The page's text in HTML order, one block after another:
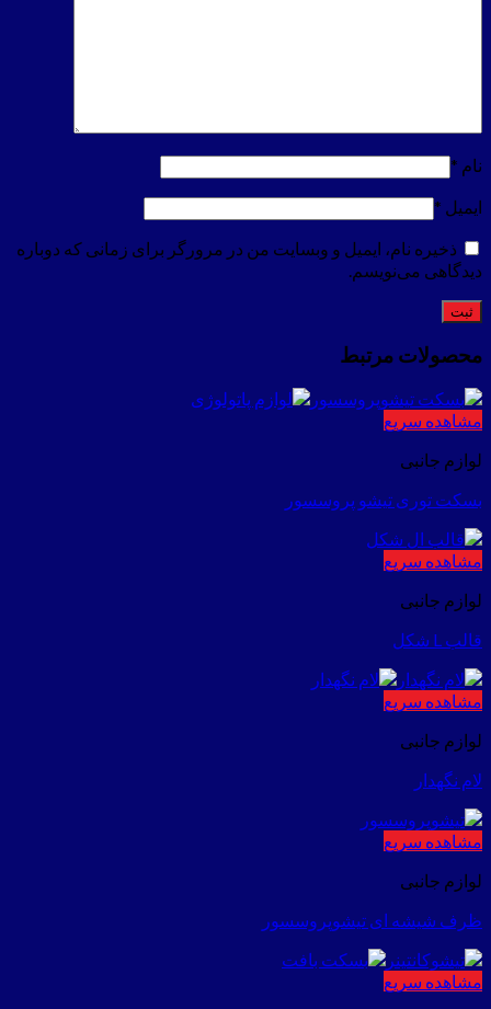
نام *
ایمیل *
ذخیره نام، ایمیل و وبسایت من در مرورگر برای زمانی که دوباره
دیدگاهی می‌نویسم.
محصولات مرتبط
مشاهده سریع
لوازم جانبی
بسکت توری تیشو پروسسور
مشاهده سریع
لوازم جانبی
قالب L شکل
مشاهده سریع
لوازم جانبی
لام نگهدار
مشاهده سریع
لوازم جانبی
ظرف شیشه ای تیشوپروسسور
مشاهده سریع